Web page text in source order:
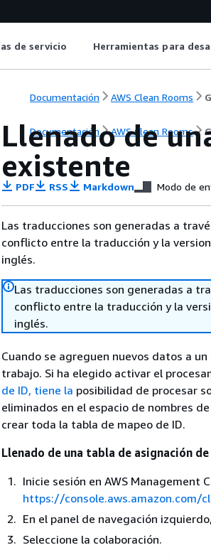
de servicio Herramientas para
Documentación AWS Clean Rooms
Documentación AWS Clean Rooms
Llenado de
existente
PDF RSS Markdown Modo de
Las traducciones son generadas a
conflicto entre la traducción y la
inglés.
Las traducciones son generadas a
conflicto entre la traducción y la
inglés.
Cuando se agreguen nuevos datos a
trabajo. Si ha elegido activar el
de ID, tiene la posibilidad de procesar
eliminados en el espacio de nombres
crear toda la tabla de mapeo de ID.
Llenado de una tabla de asignación
Inicie sesión en AWS Management
https://console.aws.amazon.com/
En el panel de navegación
Seleccione la colaboración.